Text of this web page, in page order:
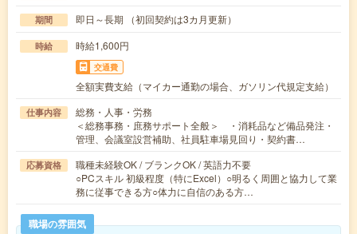
期間 即日～長期 （初回契約は3カ月更新）
時給 時給1,600円
交通費
全額実費支給（マイカー通勤の場合、ガソリン代規定支給）
仕事内容
総務・人事・労務
＜総務事務・庶務サポート全般＞ ・消耗品など備品発注・
管理、会議室設営補助、社員駐車場見回り・契約書…
応募資格
職種未経験OK / ブランクOK / 英語力不要
○PCスキル 初級程度（特にExcel）○明るく周囲と協力して業
務に従事できる方○体力に自信のある方…
職場の雰囲気